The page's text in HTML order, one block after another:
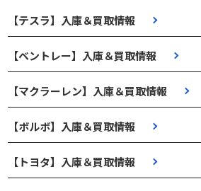
【テスラ】入庫＆買取情報
【ベントレー】入庫＆買取情報
【マクラーレン】入庫＆買取情報
【ボルボ】入庫＆買取情報
【トヨタ】入庫＆買取情報